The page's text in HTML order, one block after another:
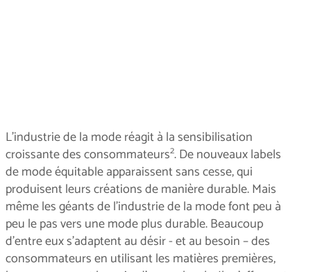
L'industrie de la mode réagit à la sensibilisation
croissante des consommateurs2. De nouveaux labels
de mode équitable apparaissent sans cesse, qui
produisent leurs créations de manière durable. Mais
même les géants de l’industrie de la mode font peu à
peu le pas vers une mode plus durable. Beaucoup
d'entre eux s'adaptent au désir - et au besoin – des
consommateurs en utilisant les matières premières,